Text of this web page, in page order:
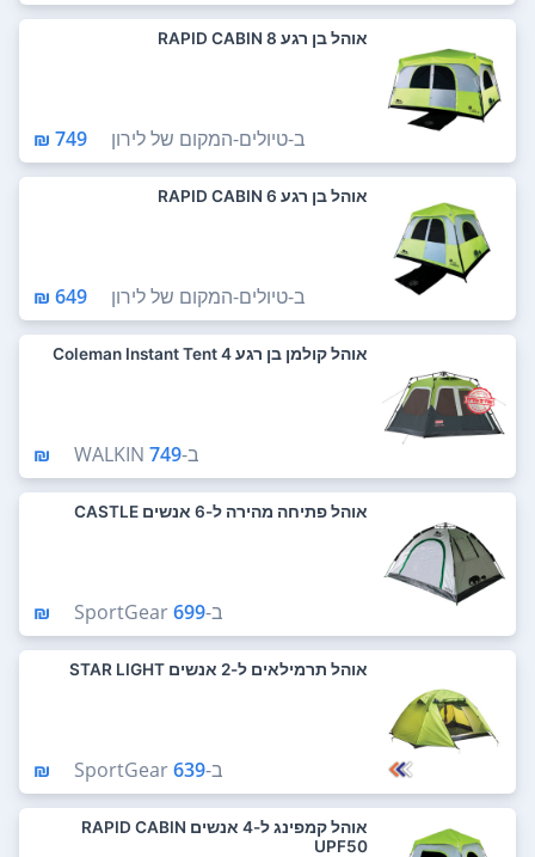
אוהל בן רגע RAPID CABIN 8
ב-טיולים-המקום של לירון 749 ₪
אוהל בן רגע RAPID CABIN 6
ב-טיולים-המקום של לירון 649 ₪
אוהל קולמן בן רגע 4 Coleman Instant Tent
ב- WALKIN 749 ₪
אוהל פתיחה מהירה ל-6 אנשים CASTLE
ב- SportGear699 ₪
אוהל תרמילאים ל-2 אנשים STAR LIGHT
ב- SportGear639 ₪
אוהל קמפינג ל-4 אנשים RAPID CABIN
UPF50